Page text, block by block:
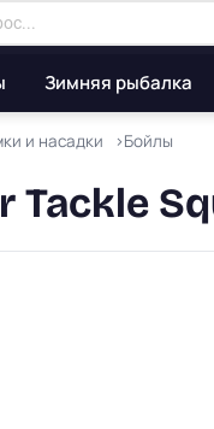
Зимняя рыбалка
и насадки Бойлы
Tackle